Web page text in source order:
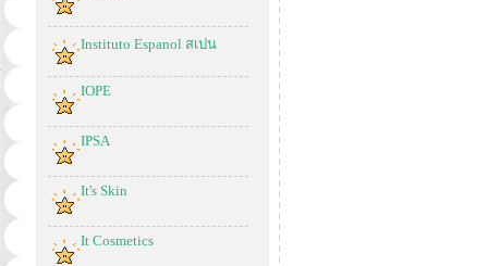
Instituto Espanol สเปน
IOPE
IPSA
It's Skin
It Cosmetics